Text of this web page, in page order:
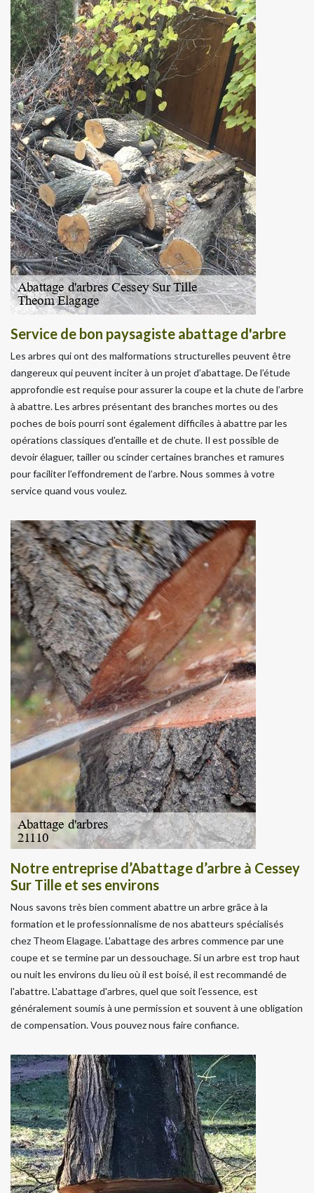
Service de bon paysagiste abattage d'arbre
Les arbres qui ont des malformations structurelles peuvent être
dangereux qui peuvent inciter à un projet d’abattage. De l’étude
approfondie est requise pour assurer la coupe et la chute de l’arbre
à abattre. Les arbres présentant des branches mortes ou des
poches de bois pourri sont également difficiles à abattre par les
opérations classiques d'entaille et de chute. Il est possible de
devoir élaguer, tailler ou scinder certaines branches et ramures
pour faciliter l’effondrement de l’arbre. Nous sommes à votre
service quand vous voulez.
Notre entreprise d’Abattage d’arbre à Cessey
Sur Tille et ses environs
Nous savons très bien comment abattre un arbre grâce à la
formation et le professionnalisme de nos abatteurs spécialisés
chez Theom Elagage. L'abattage des arbres commence par une
coupe et se termine par un dessouchage. Si un arbre est trop haut
ou nuit les environs du lieu où il est boisé, il est recommandé de
l'abattre. L'abattage d'arbres, quel que soit l’essence, est
généralement soumis à une permission et souvent à une obligation
de compensation. Vous pouvez nous faire confiance.